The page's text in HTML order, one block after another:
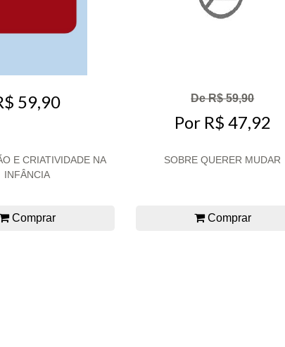
59,90
E CRIATIVIDADE NA
INFÂNCIA
Comprar
De R$ 59,90
Por R$ 47,92
SOBRE QUERER MUDAR
Comprar